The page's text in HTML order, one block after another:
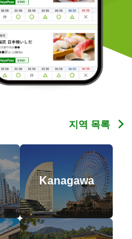
지역 목록
Kanagawa